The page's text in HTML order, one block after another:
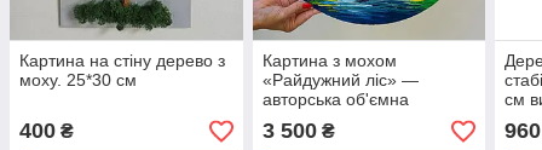
Картина на стіну дерево з
моху. 25*30 см
400 ₴
Картина з мохом
«Райдужний ліс» —
авторська об'ємна
інтер'єрна картина,
олійний живопис, 40 см
3 500₴
см
960